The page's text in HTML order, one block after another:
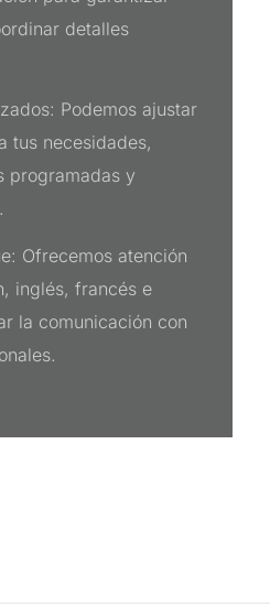
detalles
Podemos ajustar
tus necesidades,
programadas y
Ofrecemos atención
inglés, francés e
la comunicación con